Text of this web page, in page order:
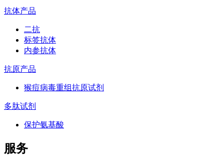
抗体产品
二抗
标签抗体
内参抗体
抗原产品
猴痘病毒重组抗原试剂
多肽试剂
保护氨基酸
服务